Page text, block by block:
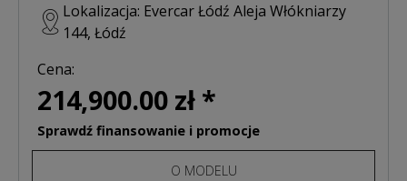
Lokalizacja: Evercar Łódź Aleja Włókniarzy
144, Łódź
Cena:
214,900.00 zł *
Sprawdź finansowanie i promocje
O MODELU